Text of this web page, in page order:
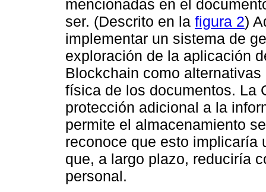
mencionadas en el
ser. (Descrito en la figura 2)
implementar un sistema de
exploración de la aplicación
Blockchain como
física de los documentos. La
protección adicional a la
permite el almacenamiento
reconoce que esto implicaría
que, a largo plazo, reduciría
personal.